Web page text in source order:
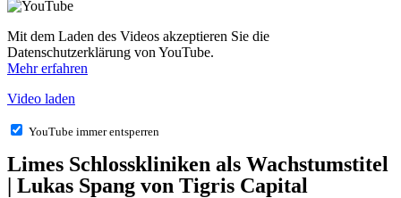
Mit dem Laden des Videos akzeptieren Sie die
Datenschutzerklärung von YouTube.
Mehr erfahren
Video laden
YouTube immer entsperren
Limes Schlosskliniken als Wachstumstitel
| Lukas Spang von Tigris Capital